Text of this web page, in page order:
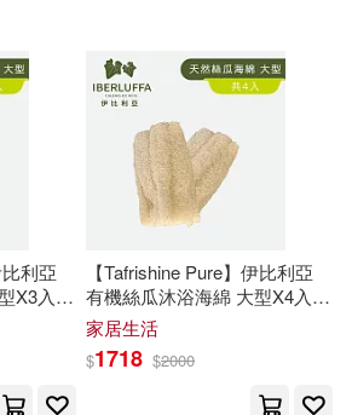
(1) 左萱(1)
庄亞兒 等(1)
張嗣漢(1)
，彭亞榮，張勇(1)
版社(1)
(1)
版社(1)
利亞
X3入
)
【Tafrishine Pure】伊比利亞
有機絲瓜沐浴海綿 大型X4入
(*Ibérica天然有機種植
*7.5X15CM 西班牙原裝)
家居生活
$1718 $2000